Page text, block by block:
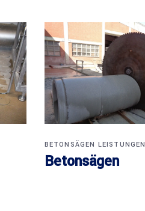
BETONSÄGEN LEISTUNGEN
Betonsägen